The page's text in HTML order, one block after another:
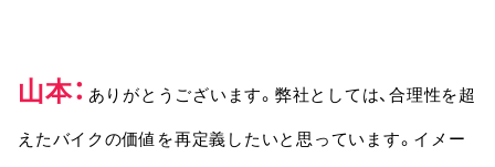
山本 ありがとうございます。弊社としては、合理性を超
えたバイクの価値を再定義したいと思っています。イメー